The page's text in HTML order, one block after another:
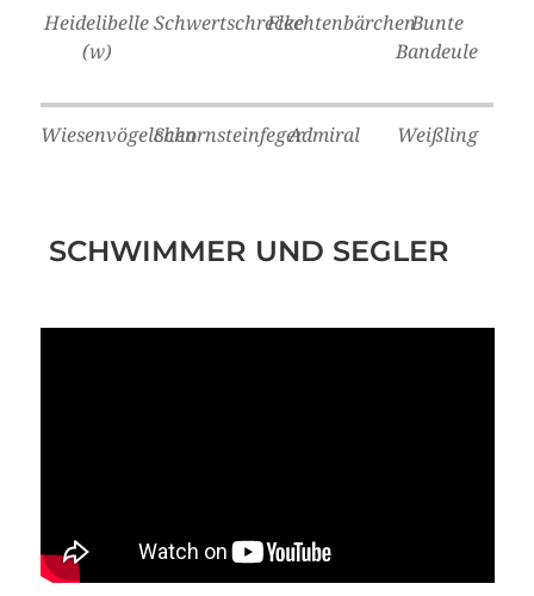
Heidelibelle
(w)
SchwertschreckeFlechtenbärchenBunte
Bandeule
WiesenvögelchenSchornsteinfegerAdmiral Weißling
SCHWIMMER UND SEGLER